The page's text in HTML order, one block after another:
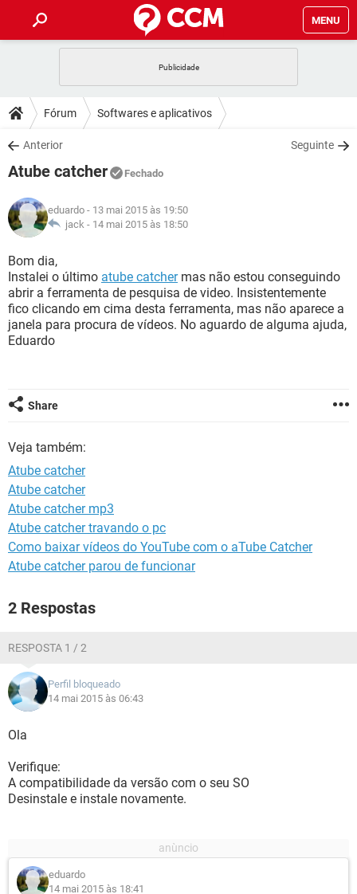
MENU
CELULAR FACEBOOK
OUTLOOK
INSTAGRAM
GUIA DE COMPRAS
DICAS
JOGOS WHATSAPP
INSTAGRAM
GUIA DE COMPRAS
DOWNLOADS
JOGOS
CELULAR
OUTLOOK
INSTAGRAM
GUIA DE COMPRAS
JOGOS
CELULAR
OUTLOOK
INSTAGRAM GMAIL
GUIA DE COMPRAS
GLOSSÁRIO
JOGOS
CELULAR FACEBOOK
OUTLOOK EXCEL
INSTAGRAM GMAIL
Fórum Softwares e aplicativos
Anterior Seguinte
Atube catcher Fechado
eduardo - 13 mai 2015 às 19:50
jack - 14 mai 2015 às 18:50
Bom dia,
Instalei o último atube catchermas não estou conseguindo
abrir a ferramenta de pesquisa de video. Insistentemente
fico clicando em cima desta ferramenta, mas não aparece a
janela para procura de vídeos. No aguardo de alguma ajuda,
Eduardo
Share
Veja também:
Atube catcher
Atube catcher
Atube catcher mp3
Atube catcher travando o pc
Como baixar vídeos do YouTube com o aTube Catcher
Atube catcher parou de funcionar
2 Respostas
RESPOSTA 1 / 2
Perfil bloqueado
14 mai 2015 às 06:43
Ola
Verifique:
A compatibilidade da versão com o seu SO
Desinstale e instale novamente.
eduardo
14 mai 2015 às 18:41